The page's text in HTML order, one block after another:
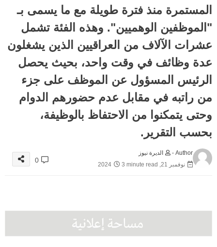
المستمرة منذ فترة طويلة مع ما يسمى بـ
"الموظفين الوهميين". وهذه الفئة تشمل
عشرات الآلاف من العراقيين الذين يشغلون
عدة وظائف في وقت واحد، بحيث يحصل
الرئيس المسؤول عن الموظف على جزء
من راتبه في مقابل عدم حضورهم الدوام
وحتى يتمكنوا من الاحتفاظ بالوظيفة،
بحسب التقرير.
Author -
الديرة نيوز
نوفمبر 21, 2024
3 minute read
0